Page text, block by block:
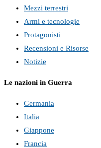
Mezzi terrestri
Armi e tecnologie
Protagonisti
Recensioni e Risorse
Notizie
Le nazioni in Guerra
Germania
Italia
Giappone
Francia